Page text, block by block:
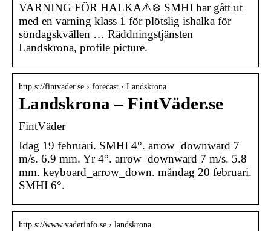
VARNING FÖR HALKA⚠️❄️ SMHI har gått ut
med en varning klass 1 för plötslig ishalka för
söndagskvällen … Räddningstjänsten
Landskrona, profile picture.
http s://fintvader.se › forecast › Landskrona
Landskrona – FintVäder.se
FintVäder
Idag 19 februari. SMHI 4°. arrow_downward 7
m/s. 6.9 mm. Yr 4°. arrow_downward 7 m/s. 5.8
mm. keyboard_arrow_down. måndag 20 februari.
SMHI 6°.
http s://www.vaderinfo.se › landskrona